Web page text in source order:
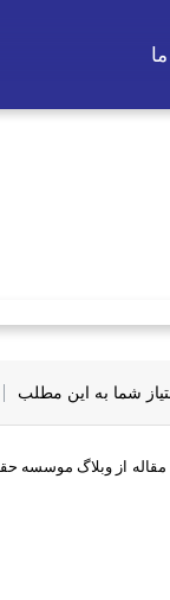
شما به این مطلب
این مقاله از وبلاگ